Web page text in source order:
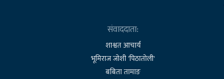
संवाददाता:
शाश्वत आचार्य
भूमिराज जोशी 'पिठातोली'
बबिता तामाङ